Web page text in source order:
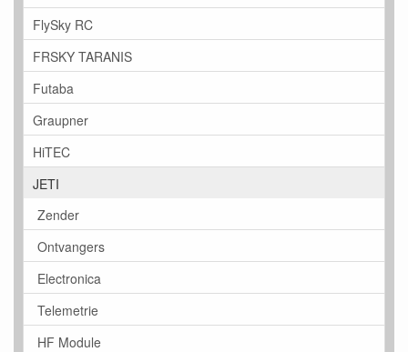
FlySky RC
FRSKY TARANIS
Futaba
Graupner
HiTEC
JETI
Zender
Ontvangers
Electronica
Telemetrie
HF Module